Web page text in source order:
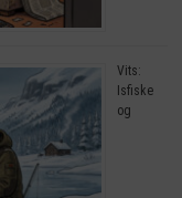
Vits:
Isfiske
og